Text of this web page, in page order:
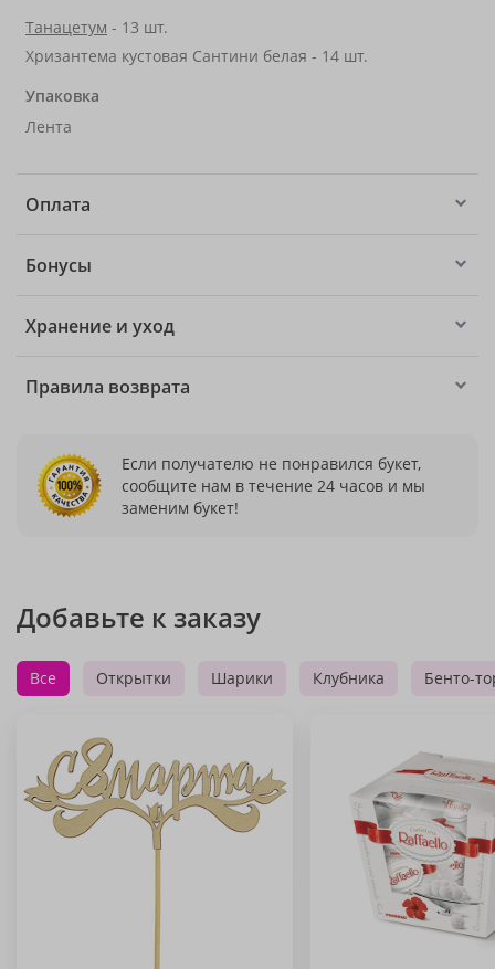
Танацетум - 13 шт.
Хризантема кустовая Сантини белая - 14 шт.
Упаковка
Лента
Оплата
Бонусы
Хранение и уход
Правила возврата
Если получателю не понравился букет,
сообщите нам в течение 24 часов и мы
заменим букет!
Добавьте к заказу
Все Открытки Шарики Клубника Бенто-